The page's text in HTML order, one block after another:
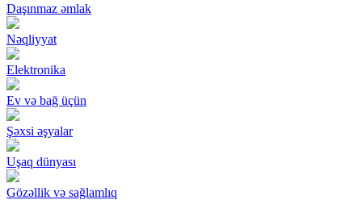
Daşınmaz əmlak
Nəqliyyat
Elektronika
Ev və bağ üçün
Şəxsi əşyalar
Uşaq dünyası
Gözəllik və sağlamlıq